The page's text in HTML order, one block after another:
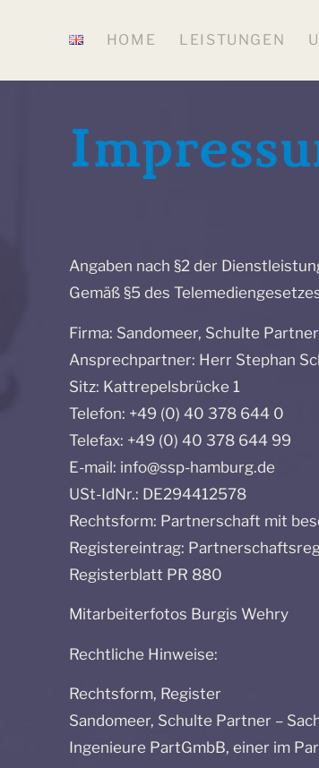
HOME LEISTUNGEN
Angaben nach §2 der
Gemäß §5 des
Firma: Sandomeer, Schulte
Ansprechpartner: Herr Stephan
Sitz: Kattrepelsbrücke 1
Telefon: +49 (0) 40 378 644 0
Telefax: +49 (0) 40 378 644 99
E-mail: info@ssp-hamburg.de
USt-IdNr.: DE294412578
Rechtsform: Partnerschaft mit
Registereintrag:
Registerblatt PR 880
Mitarbeiterfotos Burgis Wehry
Rechtliche Hinweise:
Rechtsform, Register
Sandomeer, Schulte Partner –
Ingenieure PartGmbB, einer im